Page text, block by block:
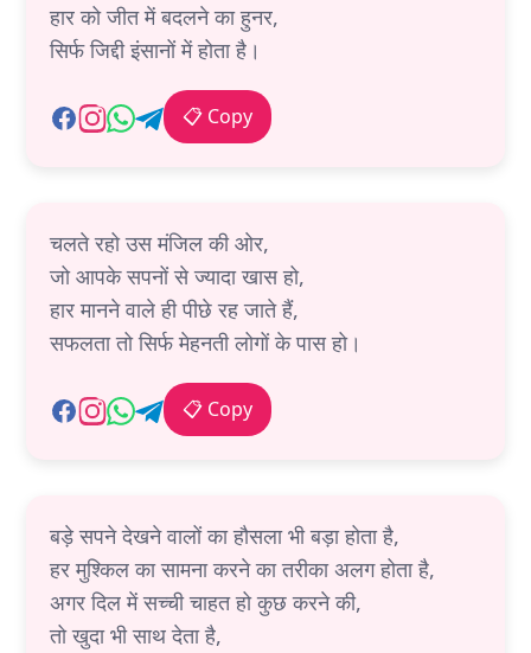
हार को जीत में बदलने का हुनर,
सिर्फ जिद्दी इंसानों में होता है।
📋 Copy
चलते रहो उस मंजिल की ओर,
जो आपके सपनों से ज्यादा खास हो,
हार मानने वाले ही पीछे रह जाते हैं,
सफलता तो सिर्फ मेहनती लोगों के पास हो।
📋 Copy
बड़े सपने देखने वालों का हौसला भी बड़ा होता है,
हर मुश्किल का सामना करने का तरीका अलग होता है,
अगर दिल में सच्ची चाहत हो कुछ करने की,
तो खुदा भी साथ देता है,